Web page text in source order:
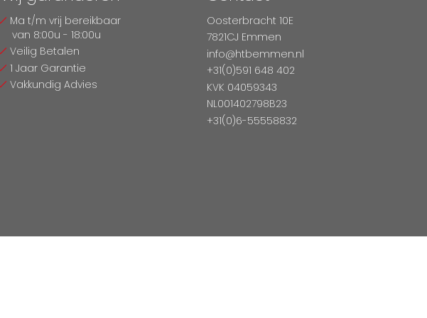
Ma t/m vrij bereikbaar
van 8:00u - 18:00u
Veilig Betalen
1 Jaar Garantie
Vakkundig Advies
Oosterbracht 10E
7821CJ Emmen
info@htbemmen.nl
+31(0)591 648 402
KVK 04059343
NL001402798B23
+31(0)6-55558832